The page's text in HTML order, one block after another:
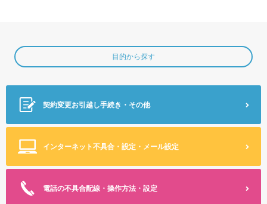
目的から探す
契約変更お引越し手続き・その他
インターネット不具合・設定・メール設定
電話の不具合配線・操作方法・設定